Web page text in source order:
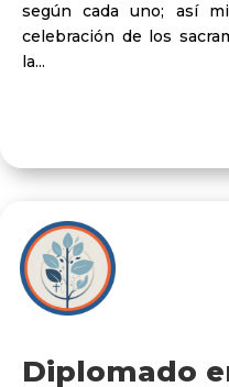
según cada uno; así
celebración de los
la...
Diplomado